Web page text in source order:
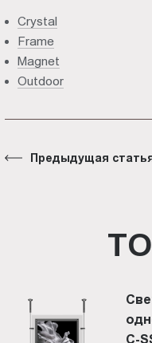
Crystal
Frame
Magnet
Outdoor
Предыдущая
C-